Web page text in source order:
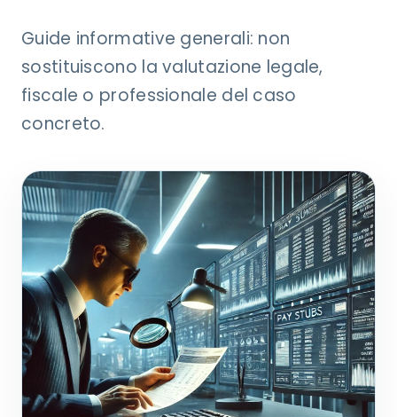
Guide informative generali: non
sostituiscono la valutazione legale,
fiscale o professionale del caso
concreto.